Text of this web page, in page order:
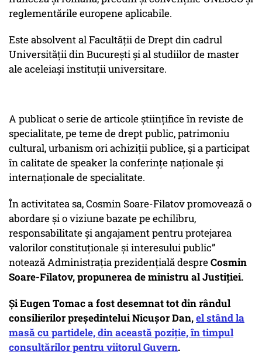
reglementările europene aplicabile.
Este absolvent al Facultății de Drept din cadrul
Universității din București și al studiilor de master
ale aceleiași instituții universitare.
A publicat o serie de articole științifice în reviste de
specialitate, pe teme de drept public, patrimoniu
cultural, urbanism ori achiziții publice, și a participat
în calitate de speaker la conferințe naționale și
internaționale de specialitate.
În activitatea sa, Cosmin Soare-Filatov promovează o
abordare și o viziune bazate pe echilibru,
responsabilitate și angajament pentru protejarea
valorilor constituționale și interesului public”
notează Administrația prezidențială despreCosmin
Soare-Filatov, propunerea de ministru al Justiției.
Și Eugen Tomac a fost desemnat tot din rândul
consilierilor președintelui Nicușor Dan,el stând la
masă cu partidele, din această poziție, în timpul
consultărilor pentru viitorul Guvern.